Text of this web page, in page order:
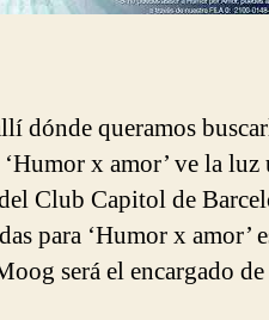
dónde queramos
x amor’ ve la luz
Club Capitol de
para ‘Humor x amor’
será el encargado